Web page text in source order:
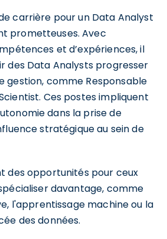
carrière pour un Data Analyst
prometteuses. Avec
et d’expériences, il
des Data Analysts progresser
gestion, comme Responsable
Ces postes impliquent
dans la prise de
stratégique au sein de
des opportunités pour ceux
davantage, comme
l'apprentissage machine ou la
des données.